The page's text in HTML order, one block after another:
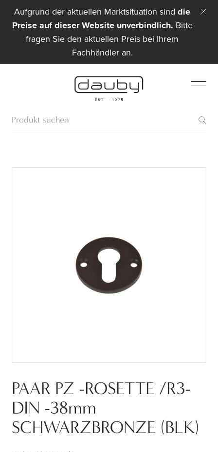
Aufgrund der aktuellen Marktsituation sind die
Preise auf dieser Website unverbindlich. Bitte
fragen Sie den aktuellen Preis bei Ihrem
Fachhändler an.
PAAR PZ -ROSETTE /R3-
DIN -38mm
SCHWARZBRONZE (BLK)